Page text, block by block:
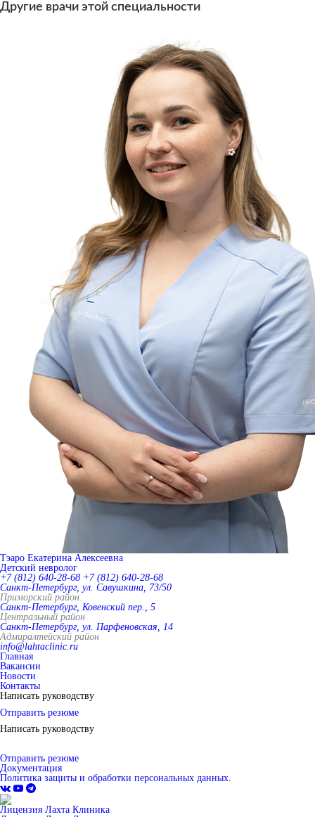
Другие врачи этой специальности
Тэаро Екатерина Алексеевна
Детский невролог
+7 (812) 640-28-68 +7 (812) 640-28-68
Санкт-Петербург, ул. Савушкина, 73/50
Приморский район
Санкт-Петербург, Ковенский пер., 5
Центральный район
Санкт-Петербург, ул. Парфеновская, 14
Адмиралтейский район
info@lahtaclinic.ru
Главная
Вакансии
Новости
Контакты
Написать руководству
Отправить резюме
Написать руководству
Отправить резюме
Документация
Политика защиты и обработки персональных данных.
Лицензия Лахта Клиника